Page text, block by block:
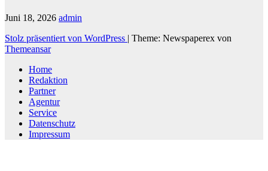
Juni 18, 2026 admin
Stolz präsentiert von WordPress | Theme: Newspaperex von
Themeansar
Home
Redaktion
Partner
Agentur
Service
Datenschutz
Impressum